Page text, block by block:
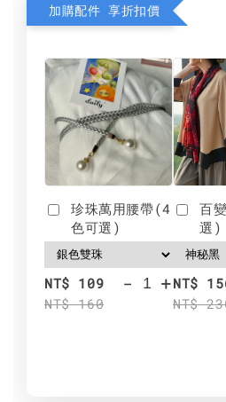
加購配件 享折扣價
珍珠萬用腰帶(4
色可選)
NT$ 109
NT$ 160
- +
百
選)
NT$
NT$